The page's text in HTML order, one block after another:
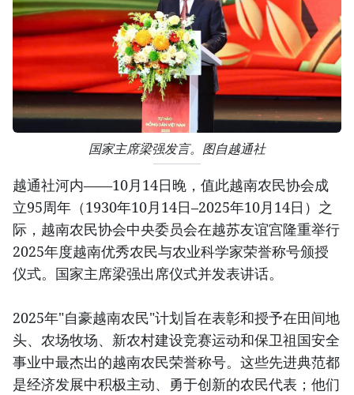
国家主席梁强发言。图自越通社
越通社河内——10月14日晚，值此越南农民协会成
立95周年（1930年10月14日–2025年10月14日）之
际，越南农民协会中央委员会在越苏友谊宫隆重举行
2025年度越南优秀农民与农业科学家荣誉称号颁授
仪式。国家主席梁强出席仪式并发表讲话。
2025年"自豪越南农民"计划旨在表彰和授予在田间地
头、农场牧场、新农村建设竞赛运动和保卫祖国安全
事业中最杰出的越南农民荣誉称号。这些先进典范都
是经济发展中积极主动、勇于创新的农民代表；他们